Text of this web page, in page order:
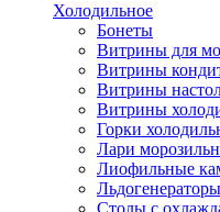
Холодильное
Бонеты
Витрины для
Витрины
Витрины
Витрины
Горки
Лари
Лиофильные
Льдогенераторы
Столы с